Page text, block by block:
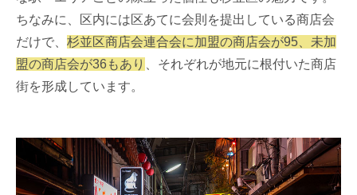
ちなみに、区内には区あてに会則を提出している商店会
だけで、 杉並区商店会連合会に加盟の商店会が95、未加
盟の商店会が36もあり
、それぞれが地元に根付いた商店
街を形成しています。